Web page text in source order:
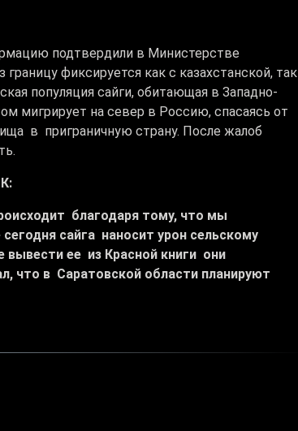
подтвердили в Министерстве
фиксируется как с казахстанской, так
популяция сайги, обитающая в Западно-
мигрирует на север в Россию, спасаясь от
в приграничную страну. После жалоб
благодаря тому, что мы
сайга наносит урон сельскому
вывести ее из Красной книги они
что в Саратовской области планируют